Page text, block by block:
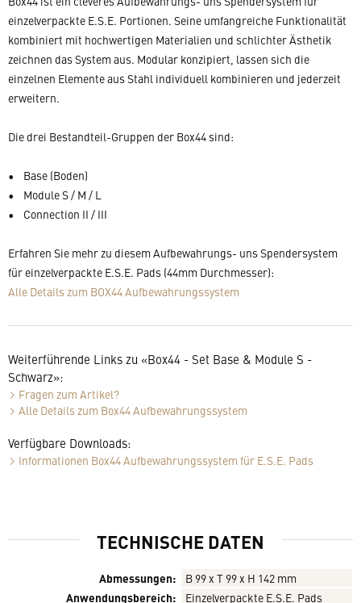
einzelverpackte E.S.E. Portionen. Seine umfangreiche Funktionalität
kombiniert mit hochwertigen Materialien und schlichter Ästhetik
zeichnen das System aus. Modular konzipiert, lassen sich die
einzelnen Elemente aus Stahl individuell kombinieren und jederzeit
erweitern.
Die drei Bestandteil-Gruppen der Box44 sind:
• Base (Boden)
• Module S / M / L
• Connection II / III
Erfahren Sie mehr zu diesem Aufbewahrungs- uns Spendersystem
für einzelverpackte E.S.E. Pads (44mm Durchmesser):
Alle Details zum BOX44 Aufbewahrungssystem
Weiterführende Links zu «Box44 - Set Base & Module S -
Schwarz»:
Fragen zum Artikel?
Alle Details zum Box44 Aufbewahrungssystem
Verfügbare Downloads:
Informationen Box44 Aufbewahrungssystem für E.S.E. Pads
TECHNISCHE DATEN
Abmessungen:
B 99 x T 99 x H 142 mm
Anwendungsbereich:
Einzelverpackte E.S.E. Pads